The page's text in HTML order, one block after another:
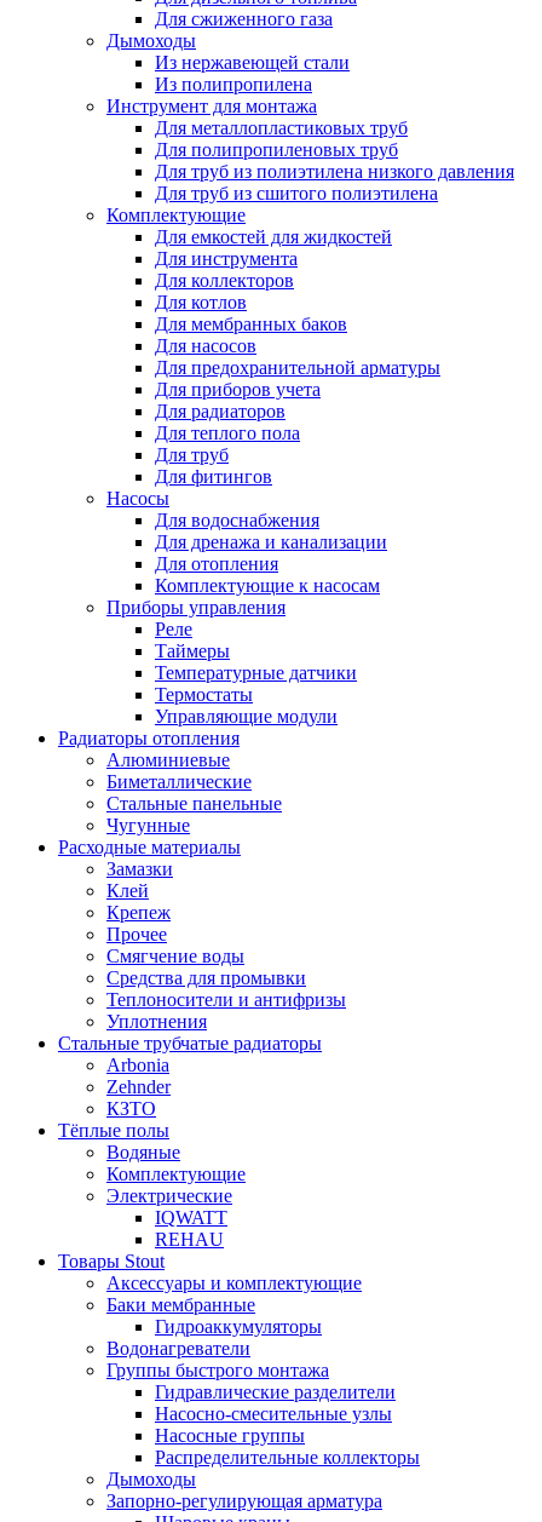
Для сжиженного газа
Дымоходы
Из нержавеющей стали
Из полипропилена
Инструмент для монтажа
Для металлопластиковых труб
Для полипропиленовых труб
Для труб из полиэтилена низкого давления
Для труб из сшитого полиэтилена
Комплектующие
Для емкостей для жидкостей
Для инструмента
Для коллекторов
Для котлов
Для мембранных баков
Для насосов
Для предохранительной арматуры
Для приборов учета
Для радиаторов
Для теплого пола
Для труб
Для фитингов
Насосы
Для водоснабжения
Для дренажа и канализации
Для отопления
Комплектующие к насосам
Приборы управления
Реле
Таймеры
Температурные датчики
Термостаты
Управляющие модули
Радиаторы отопления
Алюминиевые
Биметаллические
Стальные панельные
Чугунные
Расходные материалы
Замазки
Клей
Крепеж
Прочее
Смягчение воды
Средства для промывки
Теплоносители и антифризы
Уплотнения
Стальные трубчатые радиаторы
Arbonia
Zehnder
КЗТО
Тёплые полы
Водяные
Комплектующие
Электрические
IQWATT
REHAU
Товары Stout
Аксессуары и комплектующие
Баки мембранные
Гидроаккумуляторы
Водонагреватели
Группы быстрого монтажа
Гидравлические разделители
Насосно-смесительные узлы
Насосные группы
Распределительные коллекторы
Дымоходы
Запорно-регулирующая арматура